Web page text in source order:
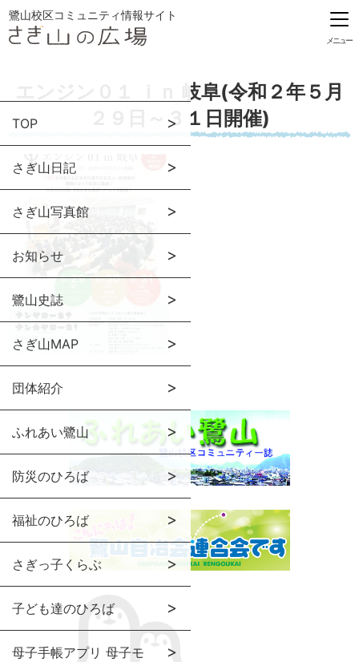
鷺山校区コミュニティ情報サイト
メニュー
TOP
さぎ山日記
さぎ山写真館
お知らせ
鷺山史誌
さぎ山MAP
団体紹介
ふれあい鷺山
防災のひろば
福祉のひろば
さぎっ子くらぶ
子ども達のひろば
母子手帳アプリ 母子モ
エンジン０１ ｉｎ 岐阜(令和２年５月
２９日～３１日開催)